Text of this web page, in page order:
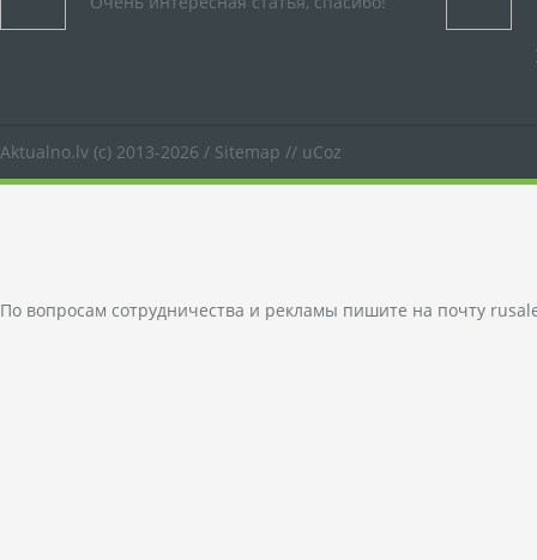
Aktualno.lv (c) 2013-2026 / Sitemap // uCoz
По вопросам сотрудничества и рекламы пишите на почту